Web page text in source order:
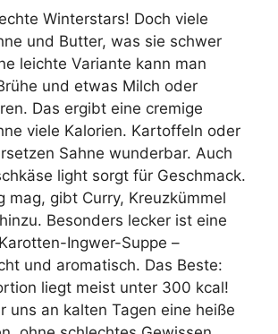
Winterstars! Doch viele
und Butter, was sie schwer
leichte Variante kann man
und etwas Milch oder
Das ergibt eine cremige
viele Kalorien. Kartoffeln oder
Sahne wunderbar. Auch
light sorgt für Geschmack.
mag, gibt Curry, Kreuzkümmel
Besonders lecker ist eine
Ingwer-Suppe –
und aromatisch. Das Beste:
liegt meist unter 300 kcal!
uns an kalten Tagen eine heiße